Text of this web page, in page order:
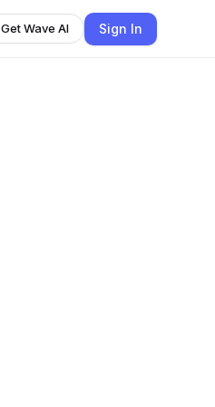
Get Wave AI Sign In